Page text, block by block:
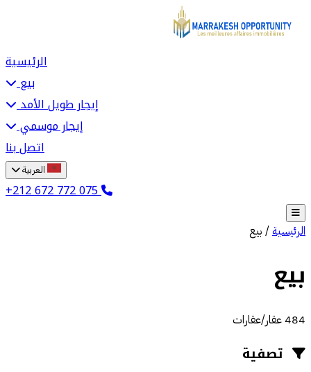
الرئيسية
بيع
إيجار طويل الأمد
إيجار موسمي
اتصل بنا
العربية
+212 672 772 075
الرئيسية/ بيع
بيع
484 عقار/عقارات
تصفية